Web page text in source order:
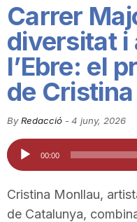
o
C
i
t
Carrer
diversitat i
l’Ebre: el
de
By Redacció -4 juny, 2026
Reproductor
d'àudio
00:00
Cristina Monllau,
de Catalunya,